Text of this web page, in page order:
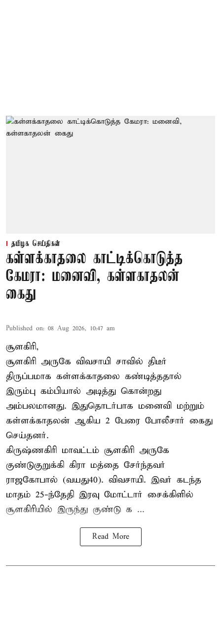
தமிழக செய்திகள்
கள்ளக்காதலை காட்டிக்கொடுத்த
கேமரா: மனைவி, கள்ளகாதலன்
கைது
Published on: 08 Aug 2026, 10:47 am
சூளகிரி,
சூளகிரி அருகே விவசாயி சாவில் திடீர்
திருப்பமாக கள்ளக்காதலை கண்டித்ததால்
இரும்பு கம்பியால் அடித்து கொன்றது
அம்பலமானது. இதுதொடர்பாக மனைவி மற்றும்
கள்ளக்காதலன் ஆகிய 2 பேரை போலீசார் கைது
செய்தனர்.
கிருஷ்ணகிரி மாவட்டம் சூளகிரி அருகே
குண்டுகுறுக்கி கிரா மத்தை சேர்ந்தவர்
ராஜகோபால் (வயது40). விவசாயி. இவர் கடந்த
மாதம் 25-ந்தேதி இரவு மோட்டார் சைக்கிளில்
சூளகிரியில் இருந்து குண்டு க ...
Read More